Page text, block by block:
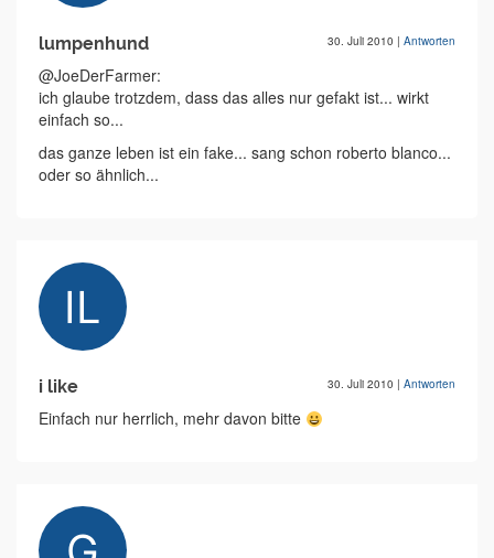
lumpenhund 30. Juli 2010 | Antworten
@JoeDerFarmer:
ich glaube trotzdem, dass das alles nur gefakt ist... wirkt
einfach so...
das ganze leben ist ein fake... sang schon roberto blanco...
oder so ähnlich...
i like 30. Juli 2010 | Antworten
Einfach nur herrlich, mehr davon bitte